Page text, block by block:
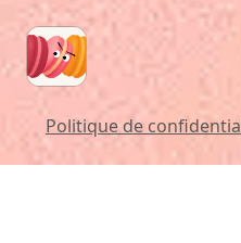
Politique de